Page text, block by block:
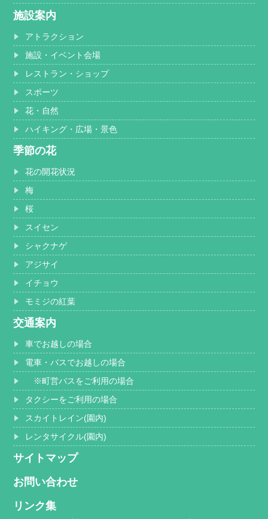
施設案内
アトラクション
施設・イベント会場
レストラン・ショップ
スポーツ
花・自然
ハイキング・広場・景色
季節の花
花の開花状況
梅
桜
スイセン
シャクナゲ
アジサイ
イチョウ
モミジの紅葉
交通案内
車でお越しの場合
電車・バスでお越しの場合
※町営バスをご利用の場合
タクシーをご利用の場合
スカイトレイン(園内)
レンタサイクル(園内)
サイトマップ
お問い合わせ
リンク集